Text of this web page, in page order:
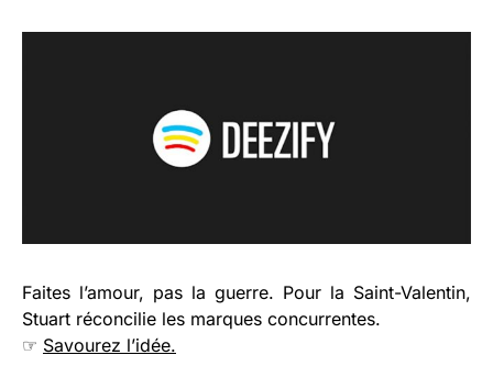
Faites l’amour, pas la guerre. Pour la Saint-Valentin,
Stuart réconcilie les marques concurrentes.
☞ Savourez l’idée.